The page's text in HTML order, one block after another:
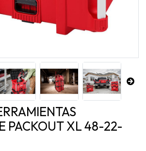
PACKOUT XL 48-22-